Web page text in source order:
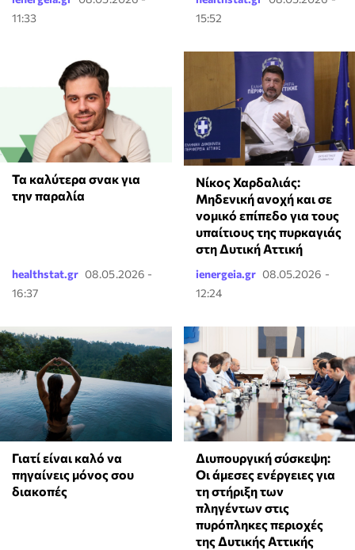
11:33
15:52
Τα καλύτερα σνακ για
την παραλία
healthstat.gr 08.05.2026 -
16:37
Νίκος Χαρδαλιάς:
Μηδενική ανοχή και σε
νομικό επίπεδο για τους
υπαίτιους της πυρκαγιάς
στη Δυτική Αττική
ienergeia.gr 08.05.2026 -
12:24
Γιατί είναι καλό να
πηγαίνεις μόνος σου
διακοπές
Διυπουργική σύσκεψη:
Οι άμεσες ενέργειες για
τη στήριξη των
πληγέντων στις
πυρόπληκες περιοχές
της Δυτικής Αττικής